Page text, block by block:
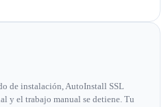
de instalación, AutoInstall SSL
y el trabajo manual se detiene. Tu